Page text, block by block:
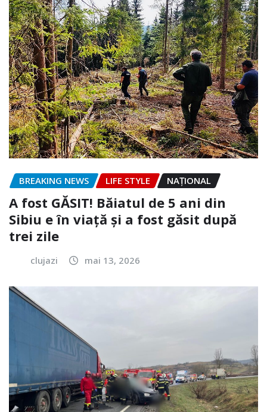
BREAKING NEWS LIFE STYLE NAŢIONAL
A fost GĂSIT! Băiatul de 5 ani din
Sibiu e în viață și a fost găsit după
trei zile
clujazi mai 13, 2026